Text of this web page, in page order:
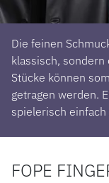
Die feinen
klassisch,
Stücke können
getragen werden.
spielerisch
FOPE